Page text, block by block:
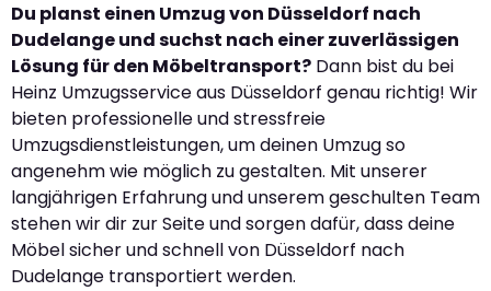
Du planst einen Umzug von Düsseldorf nach
Dudelange und suchst nach einer zuverlässigen
Lösung für den Möbeltransport? Dann bist du bei
Heinz Umzugsservice aus Düsseldorf genau richtig! Wir
bieten professionelle und stressfreie
Umzugsdienstleistungen, um deinen Umzug so
angenehm wie möglich zu gestalten. Mit unserer
langjährigen Erfahrung und unserem geschulten Team
stehen wir dir zur Seite und sorgen dafür, dass deine
Möbel sicher und schnell von Düsseldorf nach
Dudelange transportiert werden.